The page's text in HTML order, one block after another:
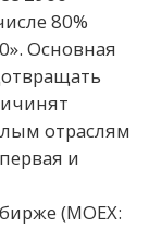
80%
Основная
отраслям
и
(MOEX: